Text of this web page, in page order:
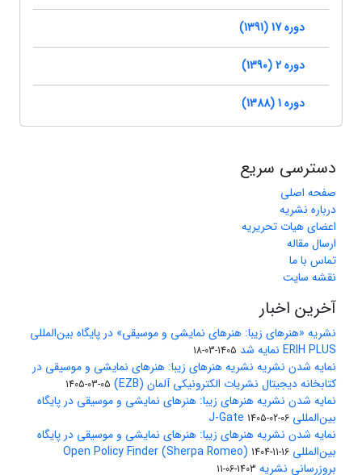
دوره 17 (1391)
دوره 2 (1390)
دوره 1 (1388)
دسترسی سریع
صفحه اصلی
درباره نشریه
اعضای هیات تحریریه
ارسال مقاله
تماس با ما
نقشه سایت
آخرین اخبار
نشریه «هنرهای زیبا: هنرهای نمایشی و موسیقی» در پایگاه بین‌المللی
ERIH PLUS نمایه شد
1405-03-18
نمایه شدن نشریه نشریه هنرهای زیبا: هنرهای نمایشی و موسیقی در
کتابخانه دیجیتال نشریات الکترونیکی آلمان (EZB)
1405-03-05
نمایه شدن نشریه هنرهای زیبا: هنرهای نمایشی و موسیقی در پایگاه
بین‌المللی J-Gate 1405-02-06
نمایه شدن نشریه هنرهای زیبا: هنرهای نمایشی و موسیقی در پایگاه
بین‌المللی Open Policy Finder (Sherpa Romeo) 1404-11-16
بروزرسانی نشریه 1403-06-11